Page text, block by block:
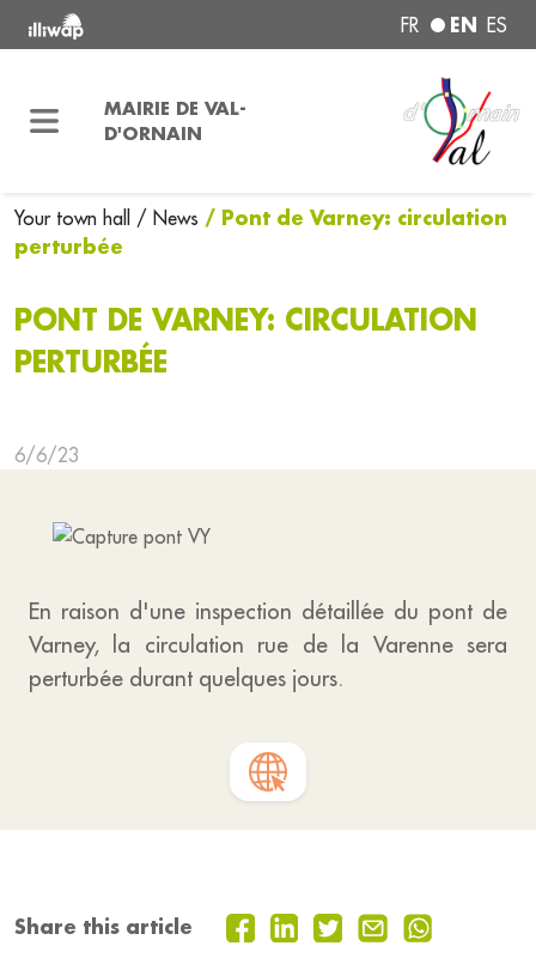
FR EN ES
MAIRIE DE VAL-
D'ORNAIN
Your town hall / News / Pont de Varney: circulation
perturbée
PONT DE VARNEY: CIRCULATION
PERTURBÉE
6/6/23
En raison d'une inspection détaillée du pont de
Varney, la circulation rue de la Varenne sera
perturbée durant quelques jours.
Share this article